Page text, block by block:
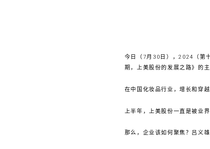
今日（7月30日），2024（第
期，上美股份的发展之路》的主
在中国化妆品行业，增长和穿
上半年，上美股份一直是被业
那么，企业该如何聚焦？吕义